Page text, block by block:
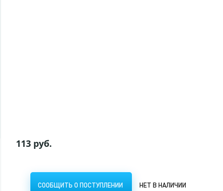
113 руб.
СООБЩИТЬ О ПОСТУПЛЕНИИ НЕТ В НАЛИЧИИ